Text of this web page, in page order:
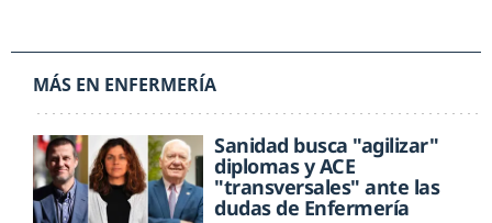
MÁS EN ENFERMERÍA
Sanidad busca "agilizar"
diplomas y ACE
"transversales" ante las
dudas de Enfermería